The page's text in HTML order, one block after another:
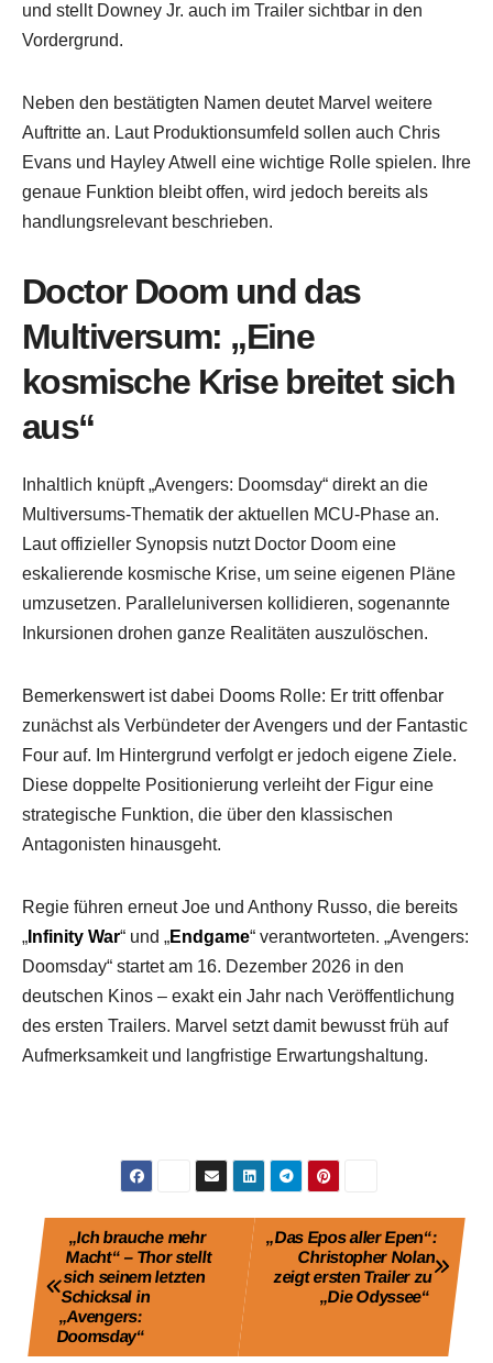
und stellt Downey Jr. auch im Trailer sichtbar in den
Vordergrund.
Neben den bestätigten Namen deutet Marvel weitere
Auftritte an. Laut Produktionsumfeld sollen auch Chris
Evans und Hayley Atwell eine wichtige Rolle spielen. Ihre
genaue Funktion bleibt offen, wird jedoch bereits als
handlungsrelevant beschrieben.
Doctor Doom und das
Multiversum: „Eine
kosmische Krise breitet sich
aus“
Inhaltlich knüpft „Avengers: Doomsday“ direkt an die
Multiversums-Thematik der aktuellen MCU-Phase an.
Laut offizieller Synopsis nutzt Doctor Doom eine
eskalierende kosmische Krise, um seine eigenen Pläne
umzusetzen. Paralleluniversen kollidieren, sogenannte
Inkursionen drohen ganze Realitäten auszulöschen.
Bemerkenswert ist dabei Dooms Rolle: Er tritt offenbar
zunächst als Verbündeter der Avengers und der Fantastic
Four auf. Im Hintergrund verfolgt er jedoch eigene Ziele.
Diese doppelte Positionierung verleiht der Figur eine
strategische Funktion, die über den klassischen
Antagonisten hinausgeht.
Regie führen erneut Joe und Anthony Russo, die bereits
„ Infinity War“ und „Endgame“ verantworteten. „Avengers:
Doomsday“ startet am 16. Dezember 2026 in den
deutschen Kinos – exakt ein Jahr nach Veröffentlichung
des ersten Trailers. Marvel setzt damit bewusst früh auf
Aufmerksamkeit und langfristige Erwartungshaltung.
Beitragsnavigation„Das Epos aller Epen“:
Christopher Nolan
zeigt ersten Trailer zu
„Die Odyssee“
„Ich brauche mehr
Macht“ – Thor stellt
sich seinem letzten
Schicksal in
„Avengers:
Doomsday“